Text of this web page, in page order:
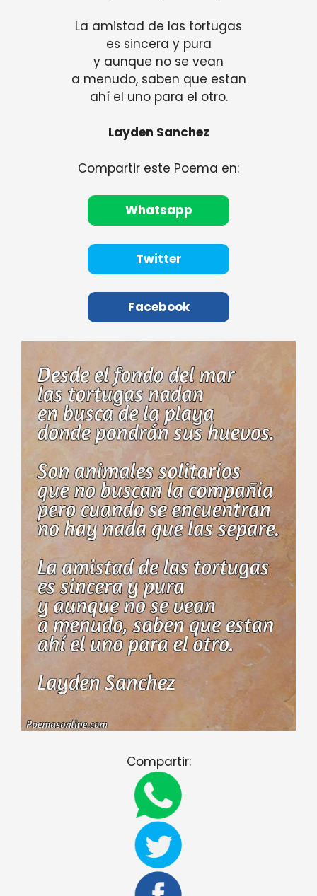
La amistad de las tortugas
es sincera y pura
y aunque no se vean
a menudo, saben que estan
ahí el uno para el otro.
Layden Sanchez
Compartir este Poema en:
Whatsapp
Twitter
Facebook
Compartir: